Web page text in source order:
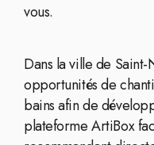
vous.
Dans la ville de
opportunités de
bains afin de
plateforme ArtiBox